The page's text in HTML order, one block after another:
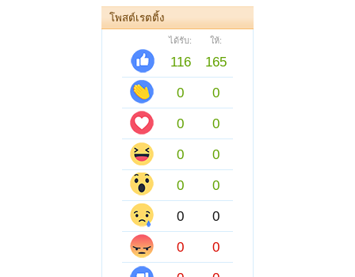
โพสต์เรตติ้ง
ได้รับ: ให้:
116
165
0
0
0
0
0
0
0
0
0
0
0
0